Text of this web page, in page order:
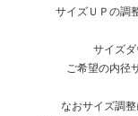
サイズＵＰの調
サイズ
ご希望の内径
なおサイズ調